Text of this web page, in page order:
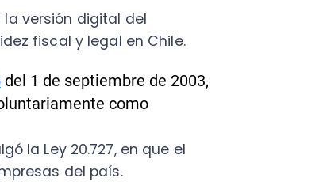
20.727, en que el
del artículo 54 de
o Exentas,Guías de
Notas de Débito,